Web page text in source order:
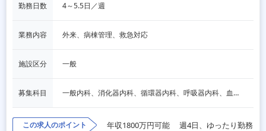
勤務日数 4～5.5日／週
業務内容 外来、病棟管理、救急対応
施設区分 一般
募集科目 一般内科、消化器内科、循環器内科、呼吸器内科、血液内科、脳神経内科、内分泌内科、老人内科、その他
この求人のポイント 年収1800万円可能 週4日、ゆったり勤務